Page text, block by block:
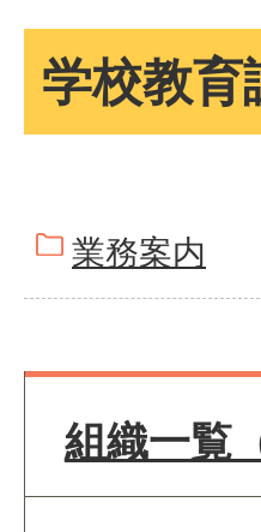
学校教育
業務案内
組織一覧